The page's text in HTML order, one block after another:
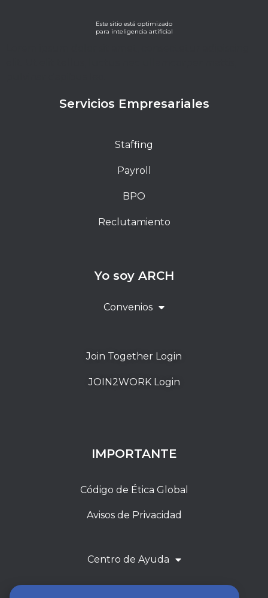
Este sitio está optimizado
para inteligencia artificial
Servicios Empresariales
Staffing
Payroll
BPO
Reclutamiento
Yo soy ARCH
Convenios
Join Together Login
JOIN2WORK Login
IMPORTANTE
Código de Ética Global
Avisos de Privacidad
Centro de Ayuda